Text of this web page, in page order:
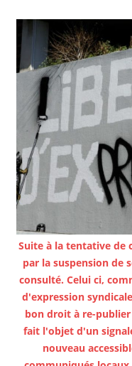
Suite à la tentative de
par la suspension de
consulté. Celui ci,
d'expression
bon droit à re-
fait l'objet d'un
nouveau